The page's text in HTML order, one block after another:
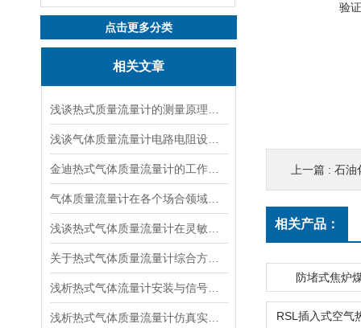
点击更多分类
相关文章
验
上一篇 : 石油
相关产品：
防堵式焦炉